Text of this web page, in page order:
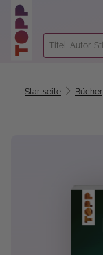
springen
Startseite Bücher